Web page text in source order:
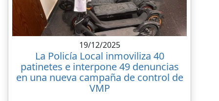
19/12/2025
La Policía Local inmoviliza 40
patinetes e interpone 49 denuncias
en una nueva campaña de control de
VMP